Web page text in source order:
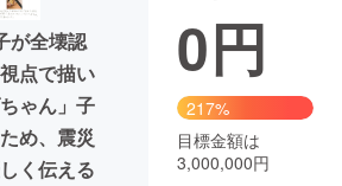
・地域活性化
Social Good
CAMPFIRE Creation
さと納税machi-ya コミュニティ
が全壊認
点で描い
ゃん」子
め、震災
く伝える
0円
217%
目標金額は
3,000,000円